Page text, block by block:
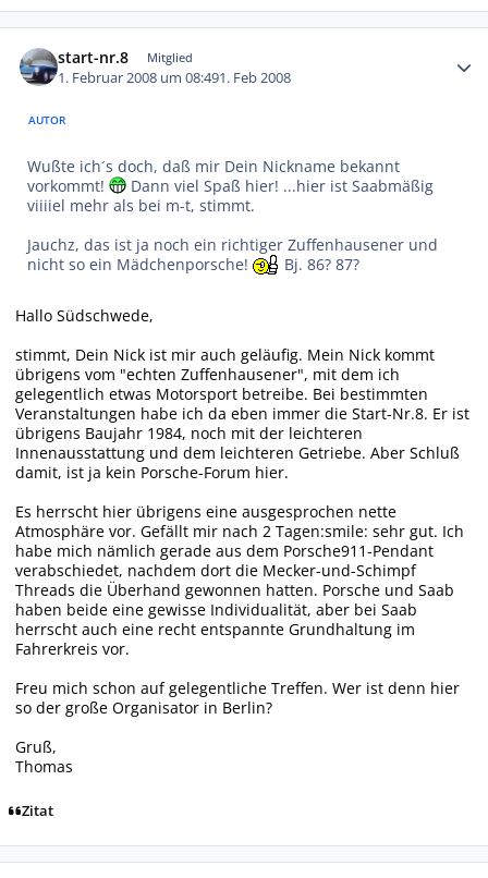
start-nr.8 Mitglied
1. Februar 2008 um 08:491. Feb 2008
AUTOR
Wußte ich´s doch, daß mir Dein Nickname bekannt
vorkommt!
Dann viel Spaß hier! ...hier ist Saabmäßig
viiiiel mehr als bei m-t, stimmt.
Jauchz, das ist ja noch ein richtiger Zuffenhausener und
nicht so ein Mädchenporsche!
Bj. 86? 87?
Hallo Südschwede,
stimmt, Dein Nick ist mir auch geläufig. Mein Nick kommt
übrigens vom "echten Zuffenhausener", mit dem ich
gelegentlich etwas Motorsport betreibe. Bei bestimmten
Veranstaltungen habe ich da eben immer die Start-Nr.8. Er ist
übrigens Baujahr 1984, noch mit der leichteren
Innenausstattung und dem leichteren Getriebe. Aber Schluß
damit, ist ja kein Porsche-Forum hier.
Es herrscht hier übrigens eine ausgesprochen nette
Atmosphäre vor. Gefällt mir nach 2 Tagen:smile: sehr gut. Ich
habe mich nämlich gerade aus dem Porsche911-Pendant
verabschiedet, nachdem dort die Mecker-und-Schimpf
Threads die Überhand gewonnen hatten. Porsche und Saab
haben beide eine gewisse Individualität, aber bei Saab
herrscht auch eine recht entspannte Grundhaltung im
Fahrerkreis vor.
Freu mich schon auf gelegentliche Treffen. Wer ist denn hier
so der große Organisator in Berlin?
Gruß,
Thomas
Zitat